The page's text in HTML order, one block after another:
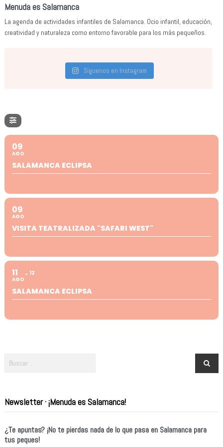
Menuda es Salamanca
La agenda de actividades infantiles de Salamanca. Ocio infantil, educación,
creatividad y naturaleza como entorno favorable para los más pequeños.
Síguenos en Instagram
09
AGO
SALAMANCA ECLIPSA
09
AGO
VISITA TEATRALIZADA "SAFARI WEST"
11
AGO
12
SALAMANCA ECLIPSA
Newsletter · ¡Menuda es Salamanca!
¿Te apuntas? ¡No te pierdas nada de lo que pasa en Salamanca para
tus peques!